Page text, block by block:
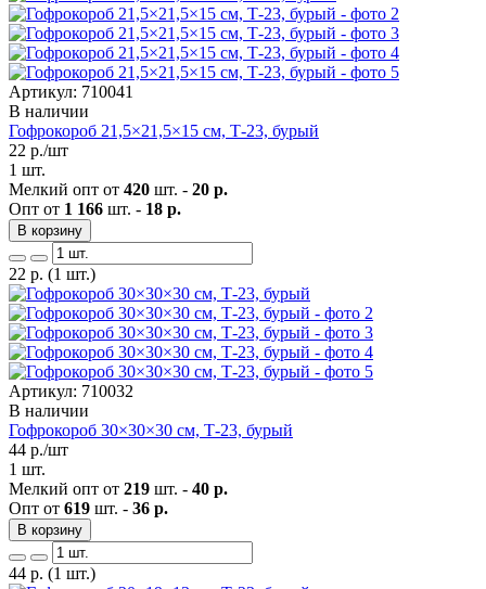
Артикул: 710041
В наличии
Гофрокороб 21,5×21,5×15 см, Т-23, бурый
22 р./шт
1 шт.
Мелкий опт от 420 шт. - 20 р.
Опт от 1 166 шт. - 18 р.
В корзину
22 р. (1 шт.)
Артикул: 710032
В наличии
Гофрокороб 30×30×30 см, Т-23, бурый
44 р./шт
1 шт.
Мелкий опт от 219 шт. - 40 р.
Опт от 619 шт. - 36 р.
В корзину
44 р. (1 шт.)